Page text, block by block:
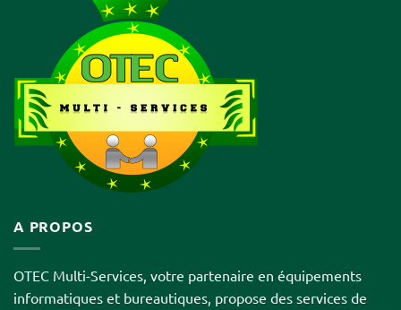
A PROPOS
OTEC Multi-Services, votre partenaire en équipements
informatiques et bureautiques, propose des services de